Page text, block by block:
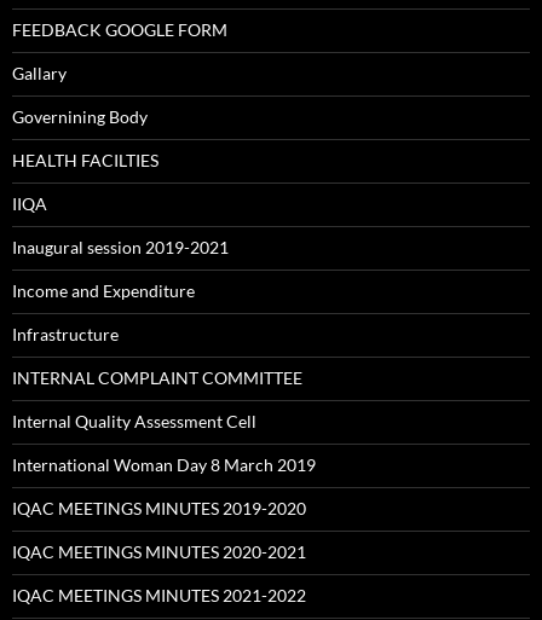
FEEDBACK GOOGLE FORM
Gallary
Governining Body
HEALTH FACILTIES
IIQA
Inaugural session 2019-2021
Income and Expenditure
Infrastructure
INTERNAL COMPLAINT COMMITTEE
Internal Quality Assessment Cell
International Woman Day 8 March 2019
IQAC MEETINGS MINUTES 2019-2020
IQAC MEETINGS MINUTES 2020-2021
IQAC MEETINGS MINUTES 2021-2022